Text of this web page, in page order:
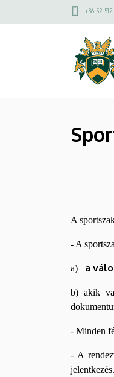
gyakorlat
teljesítése
a
Felső
menü
+36 52 512
A
- A
a) a
b) akik
- Minden
- A
jelentkezés.